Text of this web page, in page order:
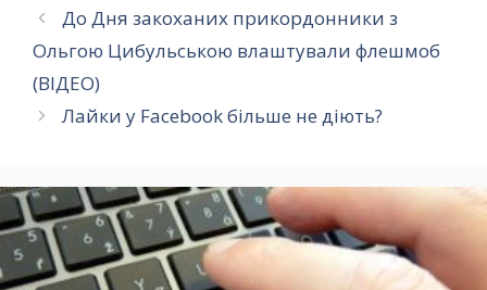
До Дня закоханих прикордонники з
Ольгою Цибульською влаштували флешмоб
(ВІДЕО)
Лайки у Facebook більше не діють?